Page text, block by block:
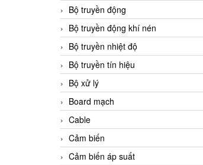
Bộ truyền động
Bộ truyền động khí nén
Bộ truyền nhiệt độ
Bộ truyền tín hiệu
Bộ xử lý
Board mạch
Cable
Cảm biến
Cảm biến áp suất